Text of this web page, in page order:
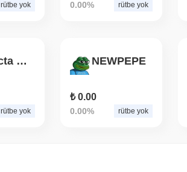
rütbe yok 0.00% rütbe yok
Trifecta TRIBOT
rütbe yok
NEWPEPE
₺ 0.00
0.00% rütbe yok